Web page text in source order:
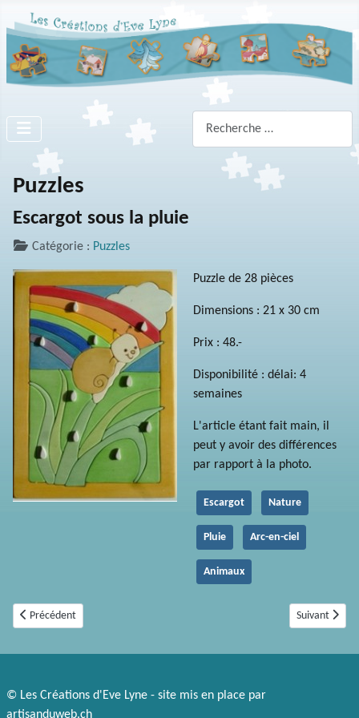
Puzzles
Escargot sous la pluie
Catégorie : Puzzles
Puzzle de 28 pièces
Dimensions : 21 x 30 cm
Prix : 48.-
Disponibilité : délai: 4
semaines
L'article étant fait main, il
peut y avoir des différences
par rapport à la photo.
Escargot Nature
Pluie Arc-en-ciel
Animaux
Article précédent : Eléphants 4
Précédent Article
Suivant
© Les Créations d'Eve Lyne - site mis en place par
artisanduweb.ch